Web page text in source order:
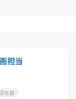
担当
正社員